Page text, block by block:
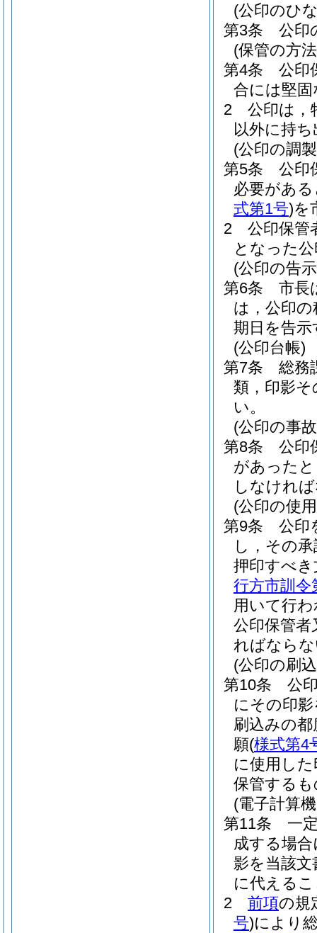
(公印のひ
第3条
公印
(保管の方
第4条
公印
合には堅
2
公印は，
以外に持
(公印の調
第5条
公印
必要があ
式第1号)を
2
公印保管
となった
(公印の告
第6条
市長
は，公印
期日を告
(公印台帳)
第7条
総務
類，印影
い。
(公印の事
第8条
公印
があった
しなけれ
(公印の使
第9条
公印
し，その
押印すべ
行方市訓令
用いて行
公印保管
ればなら
(公印の刷
第10条
公
にその印
刷込みの
願(様式第4
に使用し
保管する
(電子計算
第11条
一
成する場
影を当該
に代える
2
前項の規
号)により